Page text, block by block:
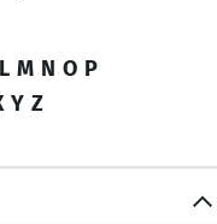
L M N O P
Y Z